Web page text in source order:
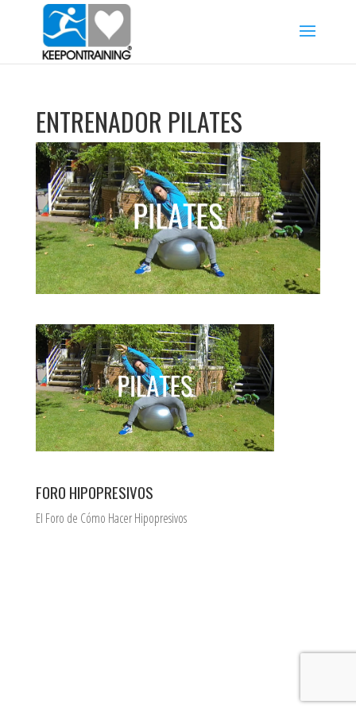
ENTRENADOR PILATES
FORO HIPOPRESIVOS
El Foro de Cómo Hacer Hipopresivos